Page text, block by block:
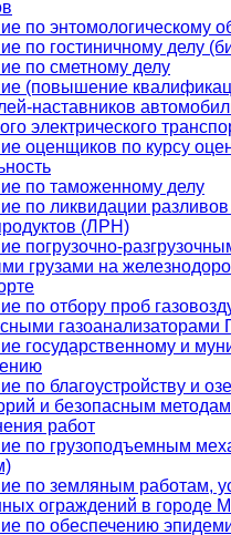
по энтомологическому
по гостиничному делу
по сметному делу
(повышение
наставников
электрического
оценщиков по курсу
по таможенному делу
по ликвидации
(ЛРН)
погрузочно-
грузами на
по отбору проб
газоанализаторами
государственному и
по благоустройству и
и безопасным
работ
по грузоподъемным
по земляным работам,
ограждений в городе
по обеспечению